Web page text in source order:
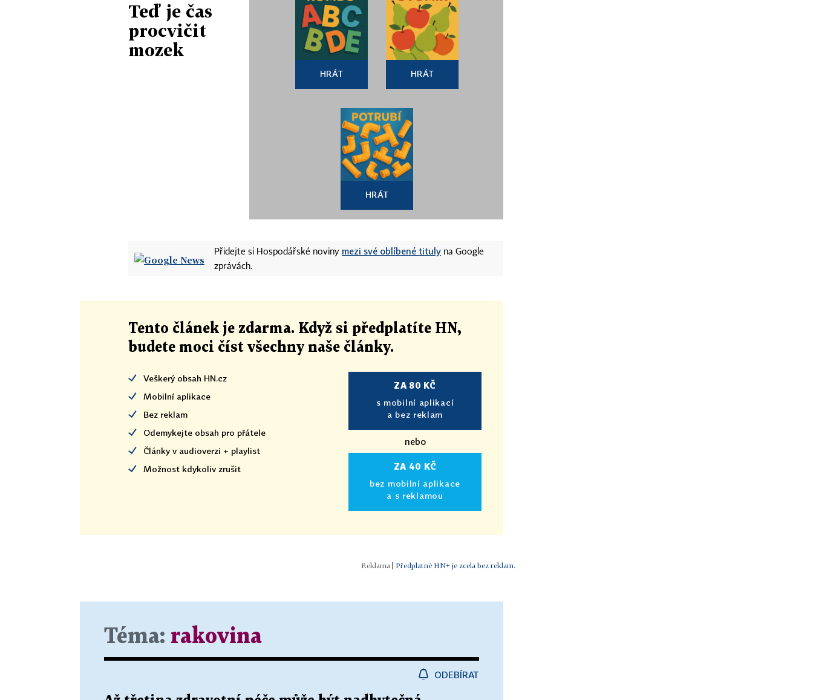
Teď je čas
procvičit
mozek
HRÁT HRÁT
HRÁT
Přidejte si Hospodářské noviny mezi své oblíbené tituly na Google
zprávách.
Tento článek je zdarma. Když si předplatíte HN,
budete moci číst všechny naše články.
Veškerý obsah HN.cz
Mobilní aplikace
Bez reklam
Odemykejte obsah pro přátele
Články v audioverzi + playlist
Možnost kdykoliv zrušit
ZA 80 KČ
s mobilní aplikací
a bez reklam
nebo
ZA 40 KČ
bez mobilní aplikace
a s reklamou
| Předplatné HN+ je zcela bez reklam.
Téma: rakovina
ODEBÍRAT